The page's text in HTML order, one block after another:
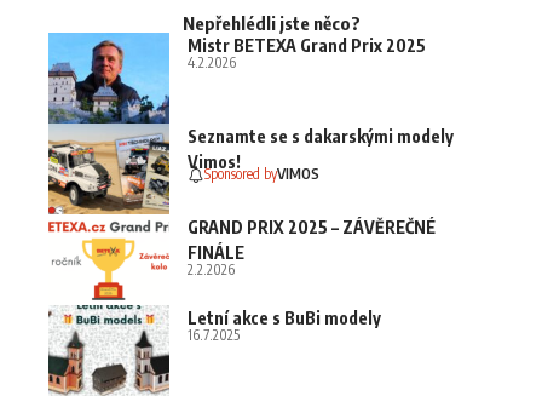
Nepřehlédli jste něco?
Mistr BETEXA Grand Prix 2025
4.2.2026
Seznamte se s dakarskými modely
Vimos!
Sponsored byVIMOS
GRAND PRIX 2025 – ZÁVĚREČNÉ
FINÁLE
2.2.2026
Letní akce s BuBi modely
16.7.2025